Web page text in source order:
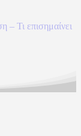
Τι επισημαίνει